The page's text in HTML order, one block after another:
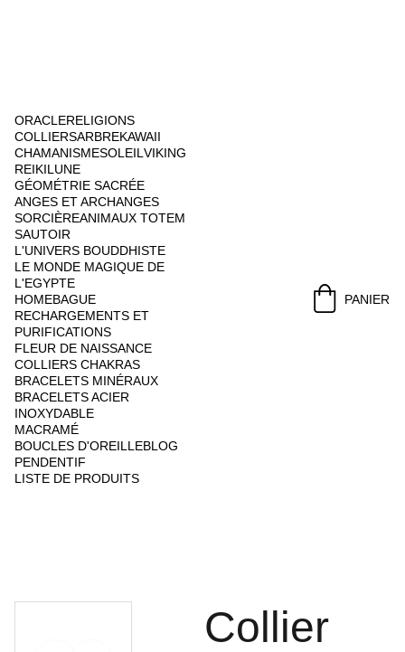
ORACLERELIGIONS
COLLIERSARBREKAWAII
CHAMANISMESOLEIL VIKING
REIKILUNE
GÉOMÉTRIE SACRÉE
ANGES ET ARCHANGES
SORCIÈREANIMAUX TOTEM
SAUTOIR
L'UNIVERS BOUDDHISTE
LE MONDE MAGIQUE DE
L'EGYPTE
HOMEBAGUE
RECHARGEMENTS ET
PURIFICATIONS
FLEUR DE NAISSANCE
COLLIERS CHAKRAS
BRACELETS MINÉRAUX
BRACELETS ACIER
INOXYDABLE
MACRAMÉ
BOUCLES D'OREILLEBLOG
PENDENTIF
LISTE DE PRODUITS
PANIER
Collier